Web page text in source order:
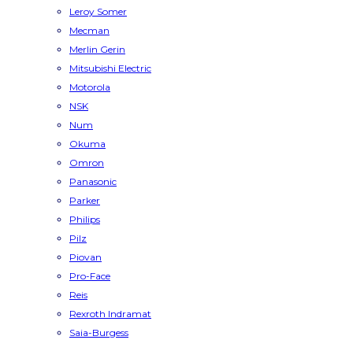
Leroy Somer
Mecman
Merlin Gerin
Mitsubishi Electric
Motorola
NSK
Num
Okuma
Omron
Panasonic
Parker
Philips
Pilz
Piovan
Pro-Face
Reis
Rexroth Indramat
Saia-Burgess